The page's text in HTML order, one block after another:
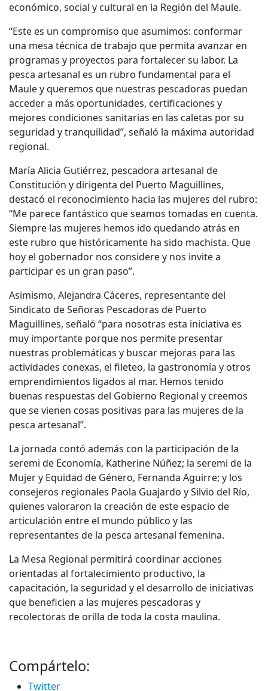
económico, social y cultural en la Región del Maule.
“Este es un compromiso que asumimos: conformar
una mesa técnica de trabajo que permita avanzar en
programas y proyectos para fortalecer su labor. La
pesca artesanal es un rubro fundamental para el
Maule y queremos que nuestras pescadoras puedan
acceder a más oportunidades, certificaciones y
mejores condiciones sanitarias en las caletas por su
seguridad y tranquilidad”, señaló la máxima autoridad
regional.
María Alicia Gutiérrez, pescadora artesanal de
Constitución y dirigenta del Puerto Maguillines,
destacó el reconocimiento hacia las mujeres del rubro:
“Me parece fantástico que seamos tomadas en cuenta.
Siempre las mujeres hemos ido quedando atrás en
este rubro que históricamente ha sido machista. Que
hoy el gobernador nos considere y nos invite a
participar es un gran paso”.
Asimismo, Alejandra Cáceres, representante del
Sindicato de Señoras Pescadoras de Puerto
Maguillines, señaló “para nosotras esta iniciativa es
muy importante porque nos permite presentar
nuestras problemáticas y buscar mejoras para las
actividades conexas, el fileteo, la gastronomía y otros
emprendimientos ligados al mar. Hemos tenido
buenas respuestas del Gobierno Regional y creemos
que se vienen cosas positivas para las mujeres de la
pesca artesanal”.
La jornada contó además con la participación de la
seremi de Economía, Katherine Núñez; la seremi de la
Mujer y Equidad de Género, Fernanda Aguirre; y los
consejeros regionales Paola Guajardo y Silvio del Río,
quienes valoraron la creación de este espacio de
articulación entre el mundo público y las
representantes de la pesca artesanal femenina.
La Mesa Regional permitirá coordinar acciones
orientadas al fortalecimiento productivo, la
capacitación, la seguridad y el desarrollo de iniciativas
que beneficien a las mujeres pescadoras y
recolectoras de orilla de toda la costa maulina.
Compártelo:
Twitter